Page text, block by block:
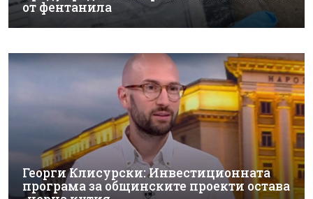
от фентанила
Георги Клисурски: Инвестиционната
програма за общинските проекти остава